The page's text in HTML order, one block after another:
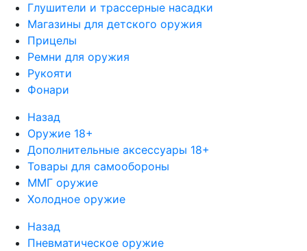
Глушители и трассерные насадки
Магазины для детского оружия
Прицелы
Ремни для оружия
Рукояти
Фонари
Назад
Оружие 18+
Дополнительные аксессуары 18+
Товары для самообороны
ММГ оружие
Холодное оружие
Назад
Пневматическое оружие